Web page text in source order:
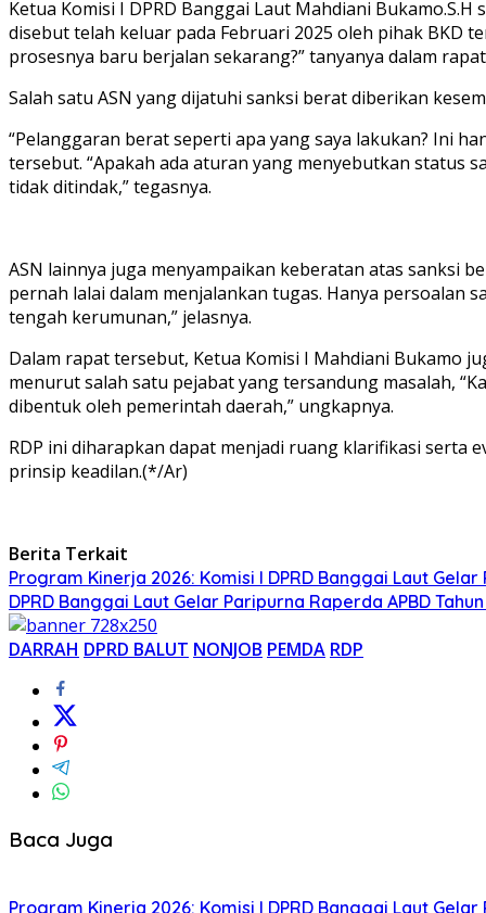
Ketua Komisi I DPRD Banggai Laut Mahdiani
disebut telah keluar pada Februari 2025 oleh pihak BKD
prosesnya baru berjalan sekarang?” tanyanya dalam
Salah satu ASN yang dijatuhi sanksi berat diberikan
“Pelanggaran berat seperti apa yang saya lakukan? Ini
tersebut. “Apakah ada aturan yang menyebutkan status
tidak ditindak,” tegasnya.
ASN lainnya juga menyampaikan keberatan atas sanksi
pernah lalai dalam menjalankan tugas. Hanya persoalan
tengah kerumunan,” jelasnya.
Dalam rapat tersebut, Ketua Komisi I Mahdiani Bukamo
menurut salah satu pejabat yang tersandung masalah,
dibentuk oleh pemerintah daerah,” ungkapnya.
RDP ini diharapkan dapat menjadi ruang klarifikasi serta
prinsip keadilan.(*/Ar)
Berita Terkait
Program Kinerja 2026: Komisi I DPRD Banggai Laut
DPRD Banggai Laut Gelar Paripurna Raperda APBD
DARRAH DPRD BALUT NONJOB PEMDA RDP
Baca Juga
Program Kinerja 2026: Komisi I DPRD Banggai Laut